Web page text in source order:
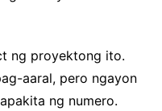
ng proyektong ito.
aaral, pero ngayon
ng numero.